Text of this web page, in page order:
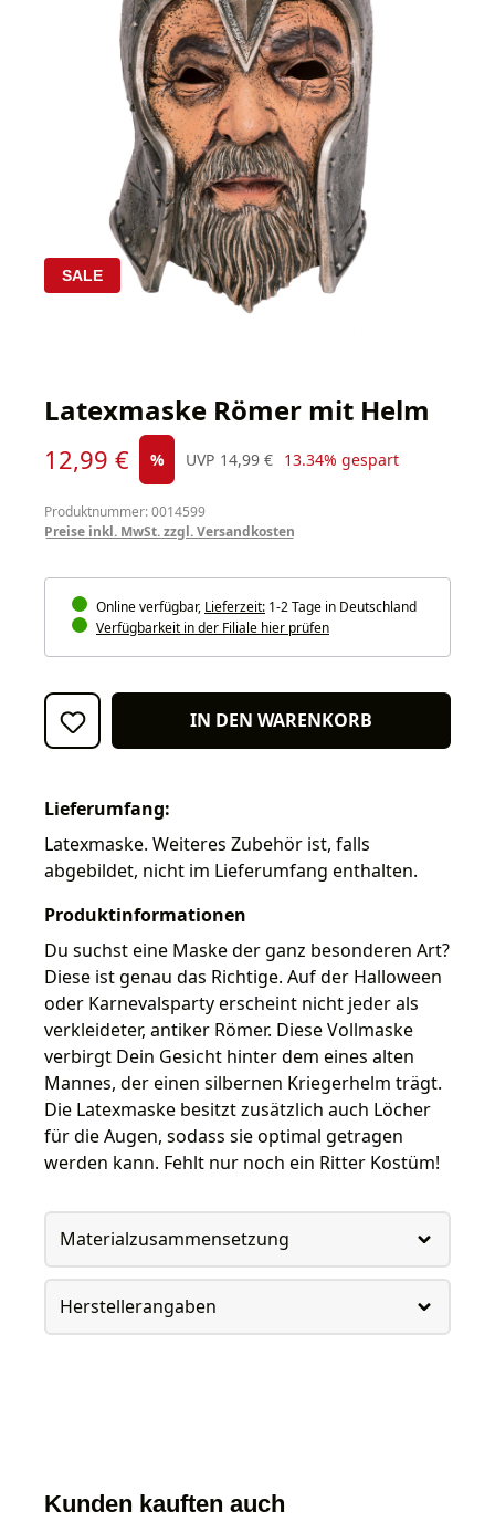
SALE
Latexmaske Römer mit Helm
Verkaufspreis:
12,99 € % UVP
Regulärer Preis:
14,99 € 13.34% gespart
Produktnummer: 0014599
Preise inkl. MwSt. zzgl. Versandkosten
Online verfügbar, Lieferzeit: 1-2 Tage in Deutschland
Verfügbarkeit in der Filiale hier prüfen
IN DEN WARENKORB
Lieferumfang:
Latexmaske. Weiteres Zubehör ist, falls
abgebildet, nicht im Lieferumfang enthalten.
Produktinformationen
Du suchst eine Maske der ganz besonderen Art?
Diese ist genau das Richtige. Auf der Halloween
oder Karnevalsparty erscheint nicht jeder als
verkleideter, antiker Römer. Diese Vollmaske
verbirgt Dein Gesicht hinter dem eines alten
Mannes, der einen silbernen Kriegerhelm trägt.
Die Latexmaske besitzt zusätzlich auch Löcher
für die Augen, sodass sie optimal getragen
werden kann. Fehlt nur noch ein Ritter Kostüm!
Materialzusammensetzung
Herstellerangaben
Kunden kauften auch